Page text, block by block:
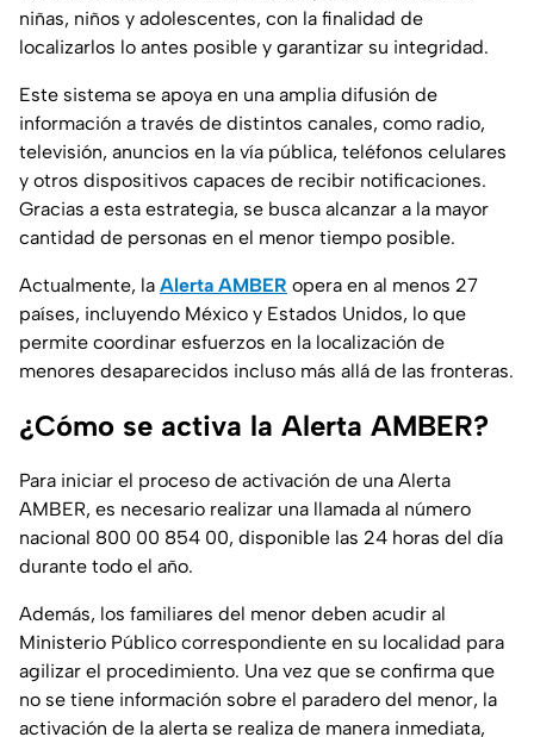
niñas, niños y adolescentes, con la finalidad de
localizarlos lo antes posible y garantizar su integridad.
Este sistema se apoya en una amplia difusión de
información a través de distintos canales, como radio,
televisión, anuncios en la vía pública, teléfonos celulares
y otros dispositivos capaces de recibir notificaciones.
Gracias a esta estrategia, se busca alcanzar a la mayor
cantidad de personas en el menor tiempo posible.
Actualmente, la Alerta AMBER opera en al menos 27
países, incluyendo México y Estados Unidos, lo que
permite coordinar esfuerzos en la localización de
menores desaparecidos incluso más allá de las fronteras.
¿Cómo se activa la Alerta AMBER?
Para iniciar el proceso de activación de una Alerta
AMBER, es necesario realizar una llamada al número
nacional 800 00 854 00, disponible las 24 horas del día
durante todo el año.
Además, los familiares del menor deben acudir al
Ministerio Público correspondiente en su localidad para
agilizar el procedimiento. Una vez que se confirma que
no se tiene información sobre el paradero del menor, la
activación de la alerta se realiza de manera inmediata,